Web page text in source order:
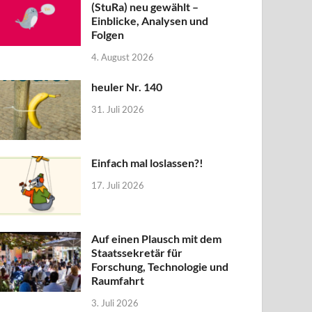
(StuRa) neu gewählt –
Einblicke, Analysen und
Folgen
4. August 2026
heuler Nr. 140
31. Juli 2026
Einfach mal loslassen?!
17. Juli 2026
Auf einen Plausch mit dem
Staatssekretär für
Forschung, Technologie und
Raumfahrt
3. Juli 2026